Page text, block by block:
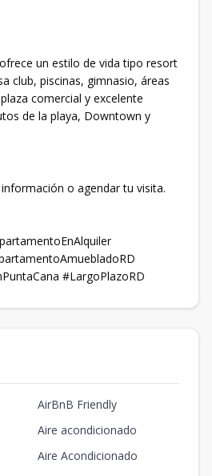
un estilo de vida tipo resort
club, piscinas, gimnasio, áreas
comercial y excelente
de la playa, Downtown y
o agendar tu visita.
#LargoPlazoRD
AirBnB Friendly
Aire acondicionado
Aire Acondicionado